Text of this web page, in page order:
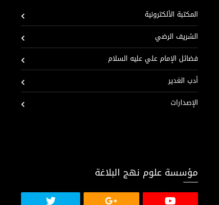
المكتبة الألكترونية
الشريف الرضي
فضائل الإمام علي عليه السلام
أدب الغدير
الإصدارات
مؤسسة علوم نهج البلاغة